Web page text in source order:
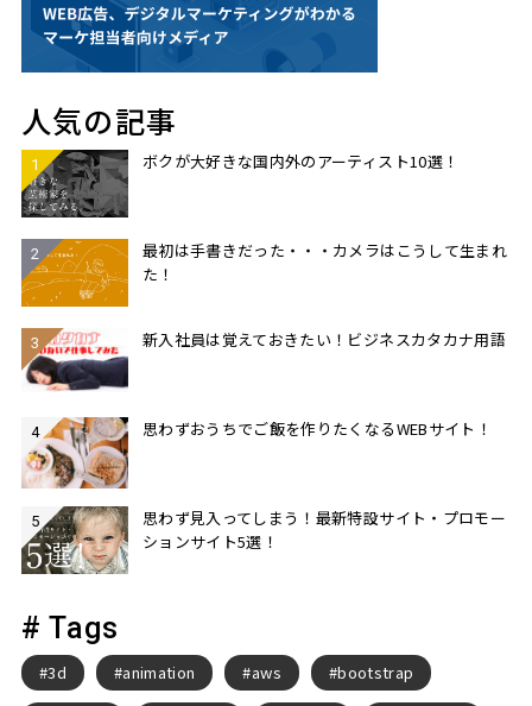
人気の記事
ボクが大好きな国内外のアーティスト10選！
最初は手書きだった・・・カメラはこうして生まれ
た！
新入社員は覚えておきたい！ビジネスカタカナ用語
思わずおうちでご飯を作りたくなるWEBサイト！
思わず見入ってしまう！最新特設サイト・プロモー
ションサイト5選！
# Tags
3d animation aws bootstrap